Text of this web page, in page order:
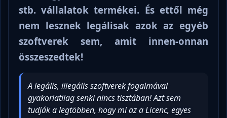
stb. vállalatok termékei. És ettől még
nem lesznek legálisak azok az egyéb
szoftverek sem, amit innen-onnan
összeszedtek!
A legális, illegális szoftverek fogalmával
gyakorlatilag senki nincs tisztában! Azt sem
tudják a legtöbben, hogy mi az a Licenc, egyes